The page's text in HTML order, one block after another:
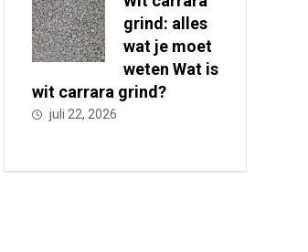
grind: alles
wat je moet
weten Wat is
wit carrara grind?
juli 22, 2026